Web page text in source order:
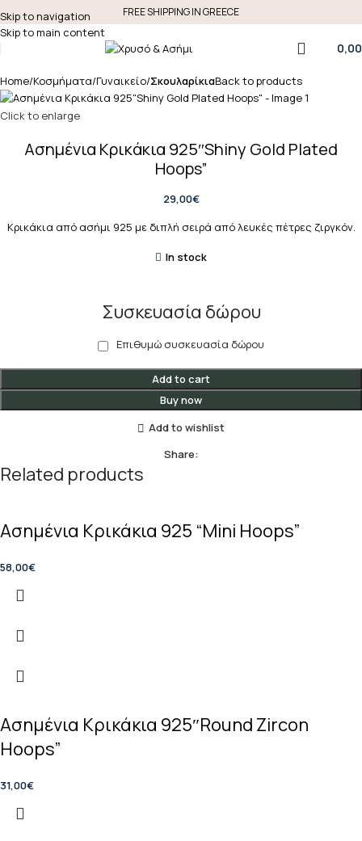
Skip to navigation
Skip to main content
FREE SHIPPING IN GREECE
0,00
Home Κοσμήματα Γυναικείο ΣκουλαρίκιαBack to products
Click to enlarge
Ασημένια Κρικάκια 925″Shiny Gold Plated
Hoops”
29,00€
Κρικάκια από ασήμι 925 με διπλή σειρά από λευκές πέτρες ζιργκόν.
In stock
Συσκευασία δώρου
Επιθυμώ συσκευασία δώρου
Add to cart
Buy now
Add to wishlist
Share:
Related products
Ασημένια Κρικάκια 925 “Mini Hoops”
58,00€
Ασημένια Κρικάκια 925″Round Zircon
Hoops”
31,00€